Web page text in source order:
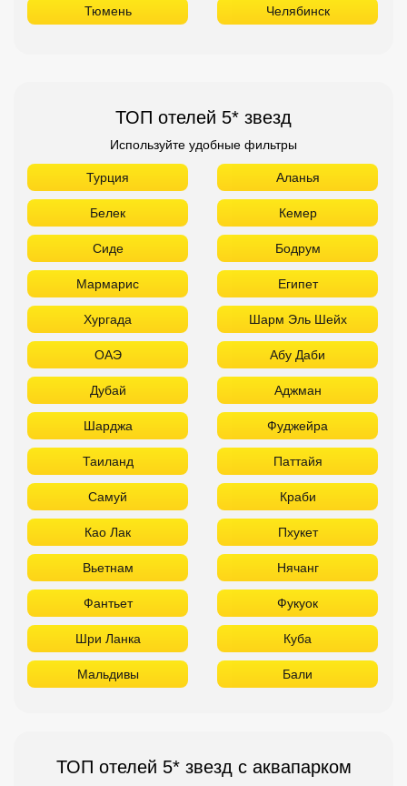
Хургада Шарм Эль Шейх
ОАЭ Абу Даби
Дубай Аджман
Шарджа Фуджейра
Таиланд Паттайя
Самуй Краби
Као Лак Пхукет
Вьетнам Нячанг
Фантьет Фукуок
Шри Ланка Куба
Мальдивы Бали
ТОП отелей 5* звезд с аквапарком
Используйте удобные фильтры
Турция Аланья
Белек